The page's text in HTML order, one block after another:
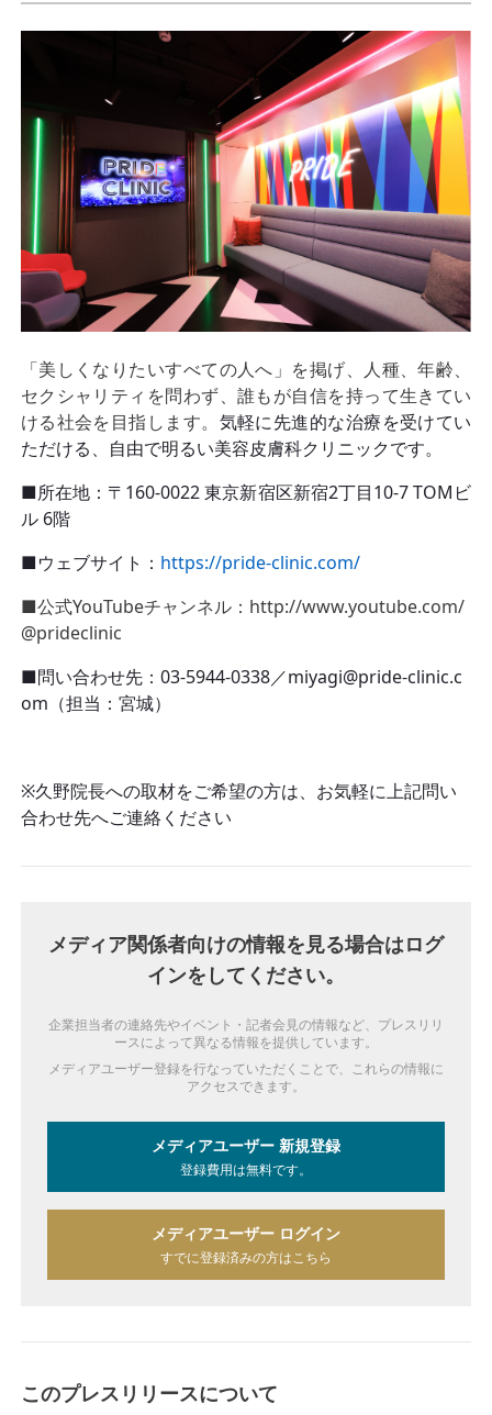
「美しくなりたいすべての人へ」を掲げ、人種、年齢、
セクシャリティを問わず、誰もが自信を持って生きてい
ける社会を目指します。 気軽に先進的な治療を受けてい
ただける、自由で明るい美容皮膚科クリニックです。
■所在地：〒 160-0022東京新宿区新宿2丁目10-7 TOMビ
ル 6階
■ウェブサイト： https://pride-clinic.com/
■公式YouTubeチャンネル：http://www.youtube.com/
@prideclinic
■問い合わせ先：03-5944-0338／miyagi@pride-clinic.c
om（担当：宮城）
※久野院長への取材をご希望の方は、お気軽に上記問い
合わせ先へご連絡ください
メディア関係者向けの情報を見る場合はログ
インをしてください。
企業担当者の連絡先やイベント・記者会見の情報など、プレスリリ
ースによって異なる情報を提供しています。
メディアユーザー登録を行なっていただくことで、これらの情報に
アクセスできます。
メディアユーザー 新規登録
登録費用は無料です。
メディアユーザー ログイン
すでに登録済みの方はこちら
このプレスリリースについて